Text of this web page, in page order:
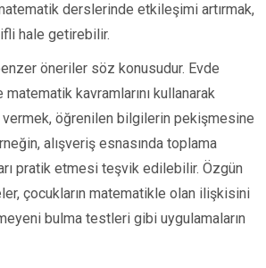
derslerinde etkileşimi artırmak,
hale getirebilir.
öneriler söz konusudur. Evde
matematik kavramlarını kullanarak
vermek, öğrenilen bilgilerin pekişmesine
alışveriş esnasında toplama
pratik etmesi teşvik edilebilir. Özgün
çocukların matematikle olan ilişkisini
bulma testleri gibi uygulamaların